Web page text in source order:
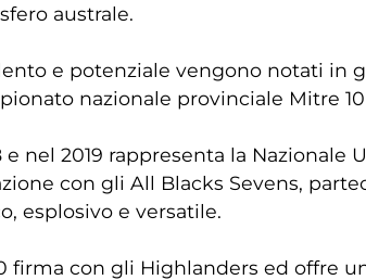
australe.
e potenziale vengono notati in
nazionale provinciale Mitre
e nel 2019 rappresenta la
con gli All Blacks Sevens,
esplosivo e versatile.
firma con gli Highlanders ed offre